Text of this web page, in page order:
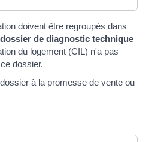
doivent être regroupés dans
dossier de diagnostic technique
du logement (CIL) n'a pas
dossier.
à la promesse de vente ou